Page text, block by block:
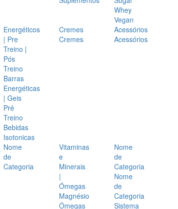
Whey
Vegan
Energéticos
| Pre
Treino |
Pós
Treino
Barras
Energéticas
| Geis
Pré
Treino
Bebidas
Isotonicas
Cremes
Cremes
Acessórios
Acessórios
Nome
de
Categoria
Vitaminas
e
Minerais
|
Ómegas
Magnésio
Ómegas
Nome
de
Categoria
Nome
de
Categoria
Sistema